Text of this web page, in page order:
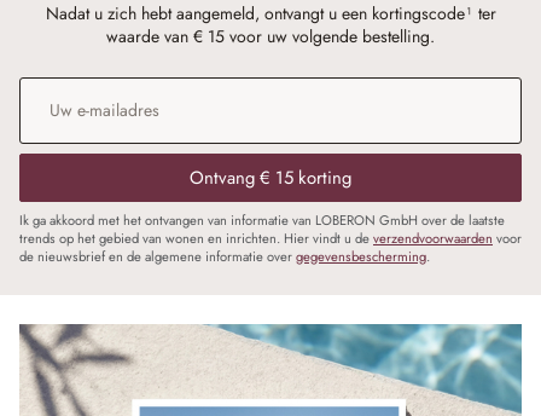
Nadat u zich hebt aangemeld, ontvangt u een kortingscode¹ ter
waarde van € 15 voor uw volgende bestelling.
E-mailadres
Ontvang € 15 korting
Ik ga akkoord met het ontvangen van informatie van LOBERON GmbH over de laatste
trends op het gebied van wonen en inrichten. Hier vindt u deverzendvoorwaarden voor
de nieuwsbrief en de algemene informatie overgegevensbescherming.